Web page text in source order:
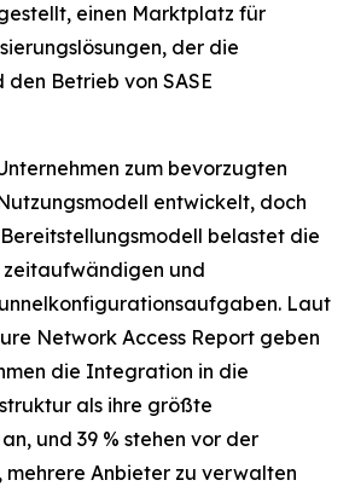
einen Marktplatz für
der die
Betrieb von SASE
zum bevorzugten
entwickelt, doch
belastet die
und
Laut
Network Access Report geben
die Integration in die
als ihre größte
und 39 % stehen vor der
Anbieter zu verwalten